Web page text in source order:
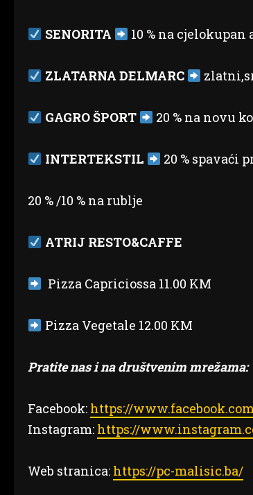
SENORITA 10 % na
ZLATARNA DELMARC
GAGRO ŠPORT 20 % na novu
INTERTEKSTIL 20 % spavaći
20 % /10 % na rublje
ATRIJ RESTO&CAFFE
Pizza Capriciossa 11.00 KM
Pizza Vegetale 12.00 KM
Pratite nas i na društvenim mrežama:
Facebook: https://
Instagram: https://
Web stranica: https://pc-malisic.ba/